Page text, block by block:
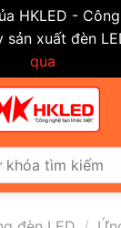
HKLED -
sản xuất đèn
qua